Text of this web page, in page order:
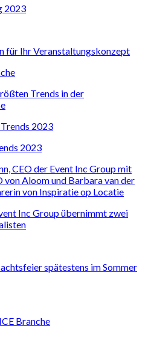
2023
für Ihr Veranstaltungskonzept
Trends in der
2023
Inc Group übernimmt zwei
spätestens im Sommer
Branche